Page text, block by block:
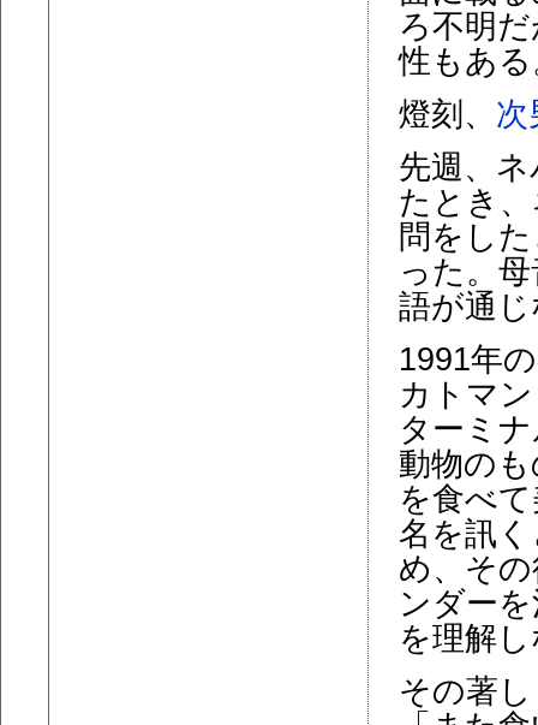
ろ不明
性もある
燈刻、 次
先週、
たとき
問をし
った。
語が通
1991年
カトマ
ターミ
動物の
を食べ
名を訊
め、そ
ンダー
を理解
その著